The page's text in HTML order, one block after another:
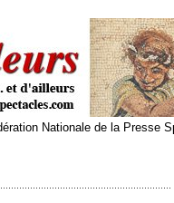
Nationale de la Presse